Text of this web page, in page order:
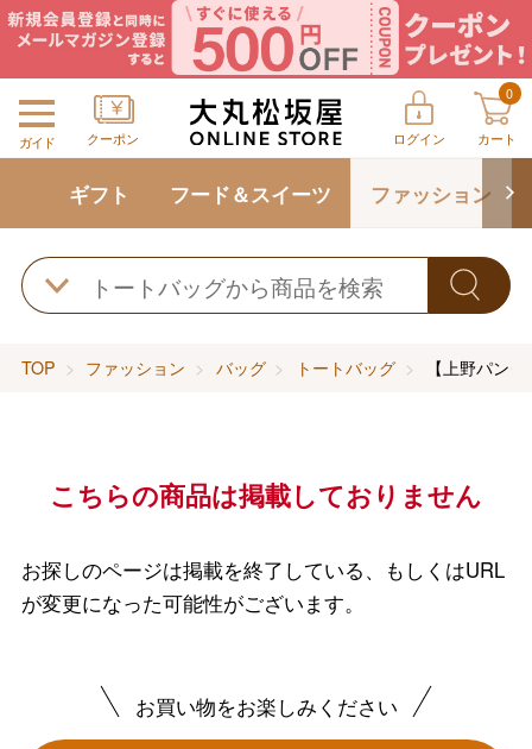
ガイド クーポン ログイン
0
カート
ギフト フード＆スイーツ ファッション
TOP ファッション バッグ トートバッグ 【上野パン
こちらの商品は掲載しておりません
お探しのページは掲載を終了している、もしくはURL
が変更になった可能性がございます。
お買い物をお楽しみください
ビューティー
大丸・松坂屋のギフト
バレンタインチョコレート
母の日